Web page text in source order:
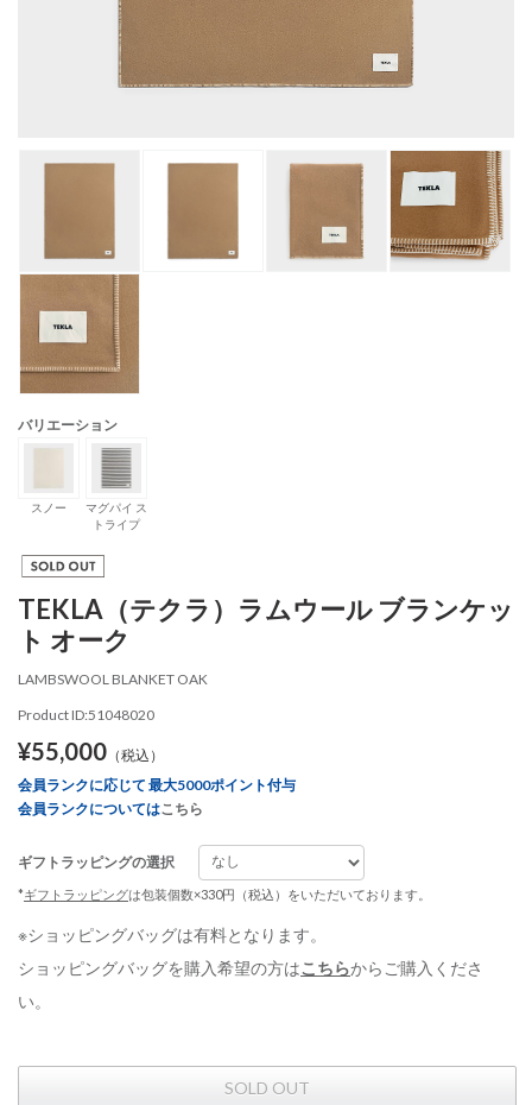
バリエーション
スノー
マグパイ ス
トライプ
TEKLA（テクラ）ラムウール ブランケッ
ト オーク
LAMBSWOOL BLANKET OAK
Product ID:51048020
¥55,000 （税込）
会員ランクに応じて 最大5000ポイント付与
会員ランクについてはこちら
ギフトラッピングの選択
*ギフトラッピングは包装個数×330円（税込）をいただいております。
※ショッピングバッグは有料となります。
ショッピングバッグを購入希望の方はこちらからご購入くださ
い。
SOLD OUT